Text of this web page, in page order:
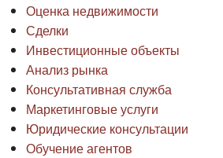
Оценка недвижимости
Сделки
Инвестиционные объекты
Анализ рынка
Консультативная служба
Маркетинговые услуги
Юридические консультации
Обучение агентов